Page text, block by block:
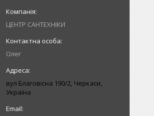
ЦЕНТР САНТЕХНІКИ
Олег
вул Благовісна 190/2, Черкаси,
Україна